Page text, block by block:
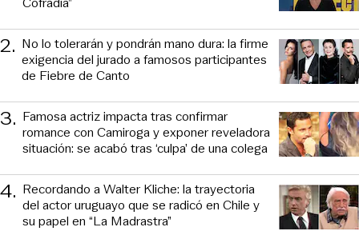
2. No lo tolerarán y pondrán mano dura: la firme
exigencia del jurado a famosos participantes
de Fiebre de Canto
3. Famosa actriz impacta tras confirmar
romance con Camiroga y exponer reveladora
situación: se acabó tras ‘culpa’ de una colega
4. Recordando a Walter Kliche: la trayectoria
del actor uruguayo que se radicó en Chile y
su papel en “La Madrastra”